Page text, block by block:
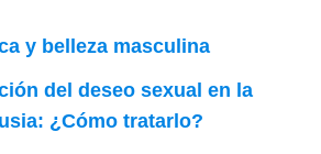
y belleza masculina
del deseo sexual en la
¿Cómo tratarlo?